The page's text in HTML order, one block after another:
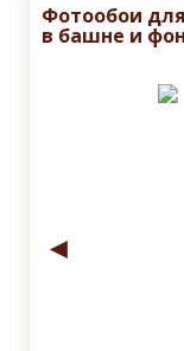
Фотообои
в башне и
◄